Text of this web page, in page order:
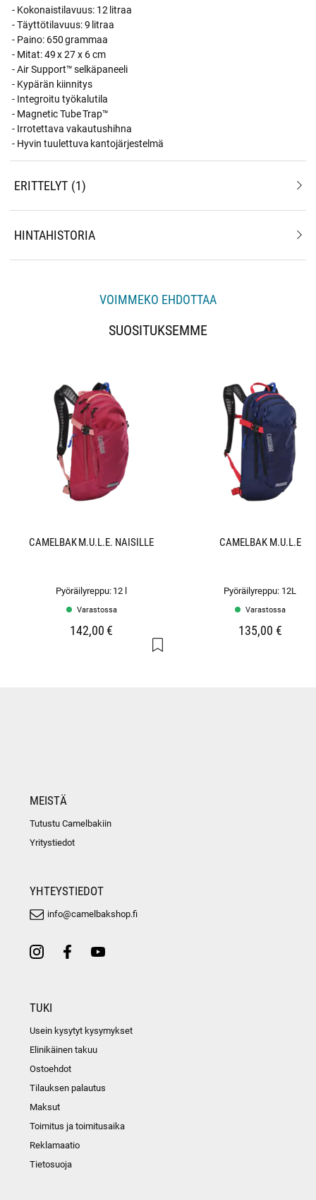
- Kokonaistilavuus: 12 litraa
- Täyttötilavuus: 9 litraa
- Paino: 650 grammaa
- Mitat: 49 x 27 x 6 cm
- Air Support™ selkäpaneeli
- Kypärän kiinnitys
- Integroitu työkalutila
- Magnetic Tube Trap™
- Irrotettava vakautushihna
- Hyvin tuulettuva kantojärjestelmä
ERITTELYT 1
HINTAHISTORIA
VOIMMEKO EHDOTTAA
SUOSITUKSEMME
CAMELBAK M.U.L.E. NAISILLE
Pyöräilyreppu: 12 l
Varastossa
142,00 €
CAMELBAK M.U.L.E
Pyöräilyreppu: 12L
Varastossa
135,00 €
MEISTÄ
Tutustu Camelbakiin
Yritystiedot
YHTEYSTIEDOT
info@camelbakshop.fi
TUKI
Usein kysytyt kysymykset
Elinikäinen takuu
Ostoehdot
Tilauksen palautus
Maksut
Toimitus ja toimitusaika
Reklamaatio
Tietosuoja